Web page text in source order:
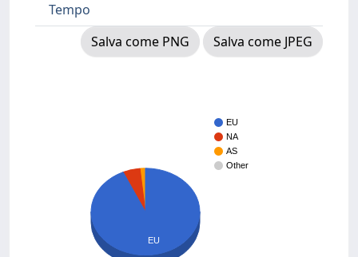
Tempo
Salva come PNG
Salva come JPEG
EU
NA
AS
Other
EU